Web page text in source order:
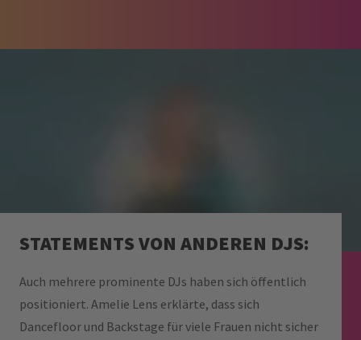
STATEMENTS VON ANDEREN DJS:
Auch mehrere prominente DJs haben sich öffentlich
positioniert. Amelie Lens erklärte, dass sich
Dancefloor und Backstage für viele Frauen nicht sicher